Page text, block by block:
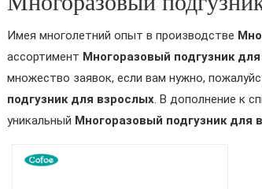
Имея многолетний опыт в производстве
ассортимент Многоразовый подгузник
множество заявок, если вам нужно,
подгузник для взрослых. В дополнение к
уникальный Многоразовый подгузник для